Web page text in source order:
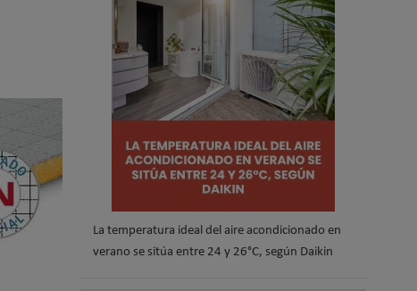
La temperatura ideal del aire acondicionado en
verano se sitúa entre 24 y 26°C, según Daikin